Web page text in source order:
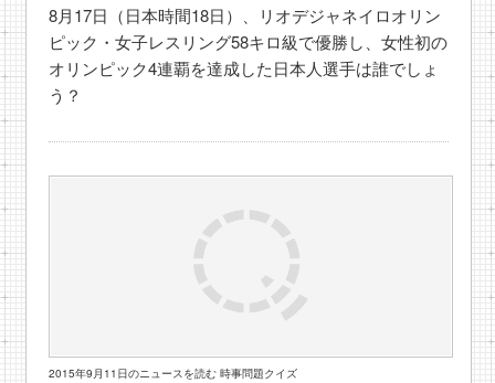
8月17日（日本時間18日）、リオデジャネイロオリン
ピック・女子レスリング58キロ級で優勝し、女性初の
オリンピック4連覇を達成した日本人選手は誰でしょ
う？
2015年9月11日のニュースを読む 時事問題クイズ